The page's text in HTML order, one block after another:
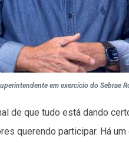
em exercício do Sebrae
de que tudo está dando
querendo participar. Há